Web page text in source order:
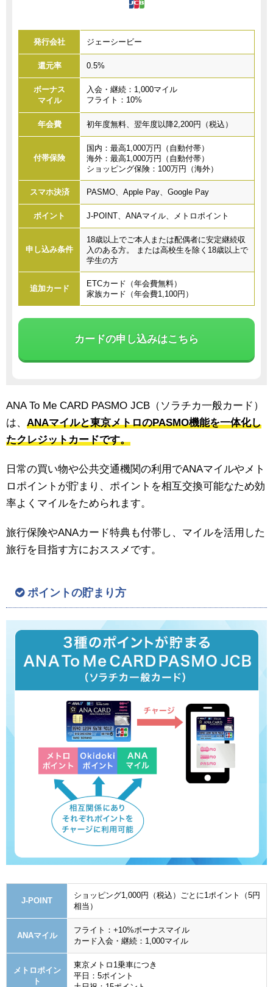
発行会社 ジェーシービー
還元率 0.5%
ボーナス
マイル
入会・継続：1,000マイル
フライト：10%
年会費 初年度無料、翌年度以降2,200円（税込）
付帯保険
国内：最高1,000万円（自動付帯）
海外：最高1,000万円（自動付帯）
ショッピング保険：100万円（海外）
スマホ決済 PASMO、Apple Pay、Google Pay
ポイント J-POINT、ANAマイル、メトロポイント
申し込み条件
18歳以上でご本人または配偶者に安定継続収
入のある方。 または高校生を除く18歳以上で
学生の方
追加カード
ETCカード（年会費無料）
家族カード（年会費1,100円）
カードの申し込みはこちら
ANA To Me CARD PASMO JCB（ソラチカ一般カード）
は、 ANAマイルと東京メトロのPASMO機能を一体化し
たクレジットカードです。
日常の買い物や公共交通機関の利用でANAマイルやメト
ロポイントが貯まり、ポイントを相互交換可能なため効
率よくマイルをためられます。
旅行保険やANAカード特典も付帯し、マイルを活用した
旅行を目指す方におススメです。
ポイントの貯まり方
J-POINT
ショッピング1,000円（税込）ごとに1ポイント（5円
相当）
ANAマイル
フライト：+10%ボーナスマイル
カード入会・継続：1,000マイル
メトロポイン
ト
東京メトロ1乗車につき
平日：5ポイント